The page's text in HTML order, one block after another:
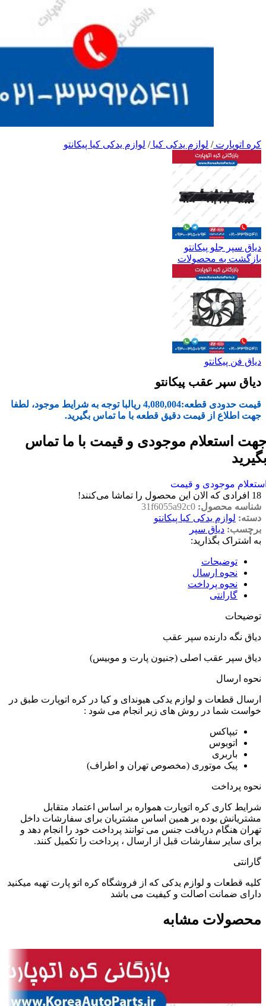
کره اتوپارت/ لوازم یدکی کیا/ لوازم یدکی کیا پیکانتو
دیاق سپر جلو پیکانتو
بازگشت به محصولات
دیاق فن پیکانتو
دیاق سپر عقب پیکانتو
قیمت حدودی قطعه:4,080,004 ریالبا توجه به شرایط موجود، لطفا
جهت اطلاع از قیمت دقیق قطعه با ما تماس بگیرید.
استعلام موجودی و قیمت با ما تماس
موجودی و قیمت
18 افرادی که الان این محصول را تماشا می‌کنند!
شناسه محصول: 31f6055a92c0
دسته: لوازم یدکی کیا پیکانتو
برچسب: دیاق سپر
به اشتراک بگذارید:
توضیحات
نحوه ارسال
نحوه پرداخت
گارانتی
توضیحات
دیاق نگه دارنده سپر عقب
دیاق سپر عقب اصلی (جنیون پارت و موبیس)
نحوه ارسال
ارسال قطعات و لوازم یدکی هیوندای و کیا در کره اتوپارت طبق در
خواست شما در روش های زیر انجام می شود :
تیپاکس
اتوبوس
باربری
پیک موتوری (مخصوص تهران و اطراف)
نحوه پرداخت
شرایط کاری کره اتوپارت همواره بر اساس اعتماد متقابل
مشتریانش بوده بر همین اساس مشتریان برای سفارشات داخل
تهران هنگام دریافت جنس می توانند پرداخت خود را انجام دهد و
برای سایر سفارشات قبل از ارسال ، پرداخت را تکمیل کنند.
گارانتی
کلیه قطعات و لوازم یدکی که از فروشگاه کره اتو پارت تهیه میکنید
دارای ضمانت اصالت و کیفیت می باشد
محصولات مشابه